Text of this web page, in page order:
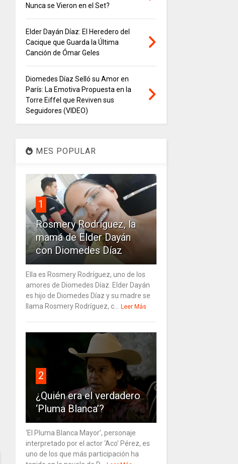
Nunca se Vieron en el Set?
Elder Dayán Díaz: El Heredero del
Cacique que Guarda la Última
Canción de Ómar Geles
Diomedes Díaz Selló su Amor en
París: La Emotiva Propuesta en la
Torre Eiffel que Reviven sus
Seguidores (VIDEO)
MES POPULAR
1
Rosmery Rodríguez, la
mamá de Elder Dayán
con Diomedes Díaz
Ella es Rosmery Rodríguez, uno de los
amores de Diomedes Díaz. Elder Dayán
es hijo de Diomedes Díaz y su madre se
llama Rosmery Rodríguez, c... Leer Más
2
¿Quién era el verdadero
‘Pluma Blanca’?
‘El Pluma Blanca Mayor’, personaje
interpretado por el actor ‘Aco’ Pérez, es
uno de los que más participación ha